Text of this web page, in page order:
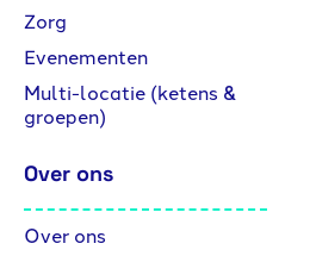
Zorg
Evenementen
Multi-locatie (ketens &
groepen)
Over ons
Over ons